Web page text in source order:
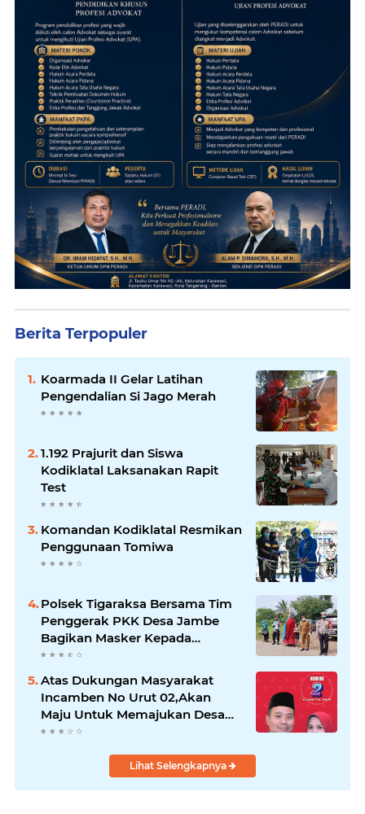
Berita Terpopuler
Koarmada II Gelar Latihan
Pengendalian Si Jago Merah
1.192 Prajurit dan Siswa
Kodiklatal Laksanakan Rapit
Test
Komandan Kodiklatal Resmikan
Penggunaan Tomiwa
Polsek Tigaraksa Bersama Tim
Penggerak PKK Desa Jambe
Bagikan Masker Kepada
Pengguna Jalan
Atas Dukungan Masyarakat
Incamben No Urut 02,Akan
Maju Untuk Memajukan Desa
Tegal Kunir Kidul
Lihat Selengkapnya